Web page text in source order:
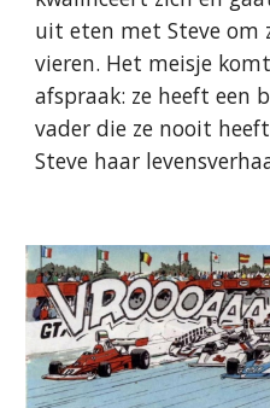
uit eten met Steve om
vieren. Het meisje
afspraak: ze heeft een
vader die ze nooit
Steve haar